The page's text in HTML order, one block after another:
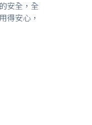
安全，全
得安心，